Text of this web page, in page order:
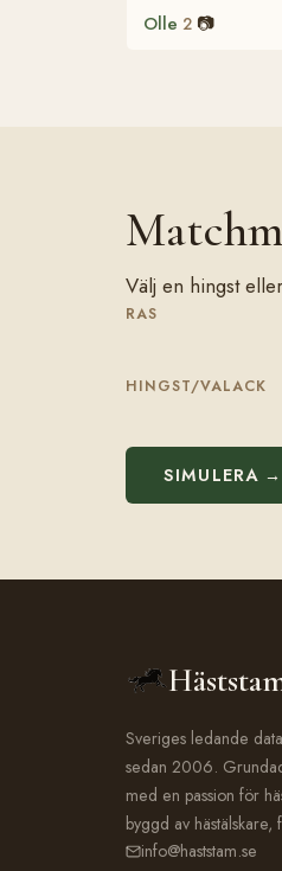
Olle 2 📷
Välj en hingst
RAS
HINGST/VALACK
SIMULERA →
Sveriges ledande
sedan 2006.
med en passion för
byggd av hästälskare,
info@haststam.se